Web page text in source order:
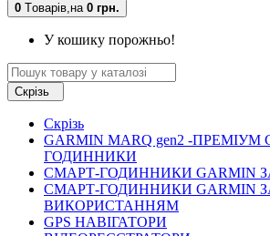
0 Tоварів,на 0 грн.
У кошику порожньо!
Скрізь
Скрізь
GARMIN MARQ gen2 -
ГОДИННИКИ
СМАРТ-ГОДИННИКИ GARMIN
СМАРТ-ГОДИННИКИ GARMIN
ВИКОРИСТАННЯМ
GPS НАВІГАТОРИ